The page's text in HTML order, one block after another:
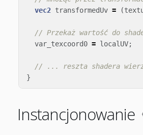
vec2 transformedUv = (
// Przekaż wartość do
var_texcoord0 = localUV;
// ... reszta shadera
}
Instancjonowanie